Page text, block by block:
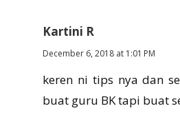
Kartini R
December 6, 2018 at 1:01 PM
keren ni tips nya dan
buat guru BK tapi buat